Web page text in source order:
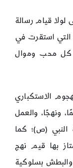
لولا قيام رسالة
التي استقرت في
كل محب وموال
الاستكباري
ونهجًا، والعمل
النبي (ص)؛ كما
بها قيم نهج
والبطش بسلوكية